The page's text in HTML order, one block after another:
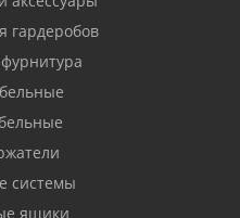
гардеробов
системы
ящики